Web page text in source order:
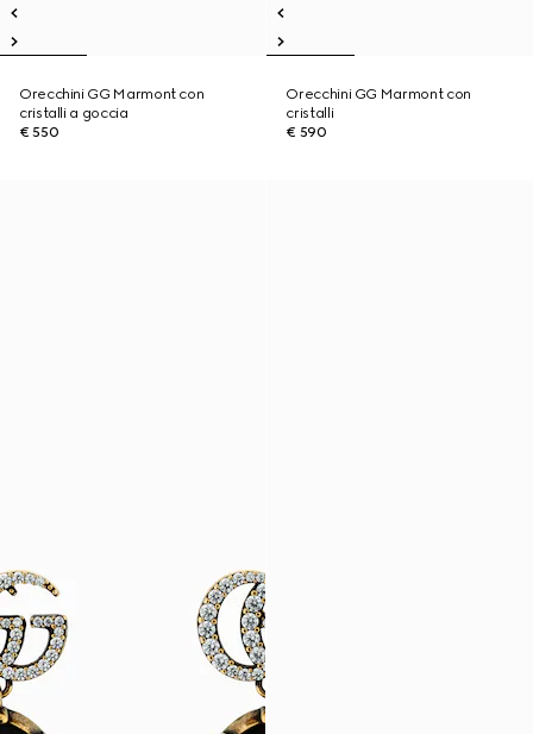
Orecchini GG Marmont con
cristalli a goccia
€ 550
Orecchini GG Marmont con
cristalli
€ 590